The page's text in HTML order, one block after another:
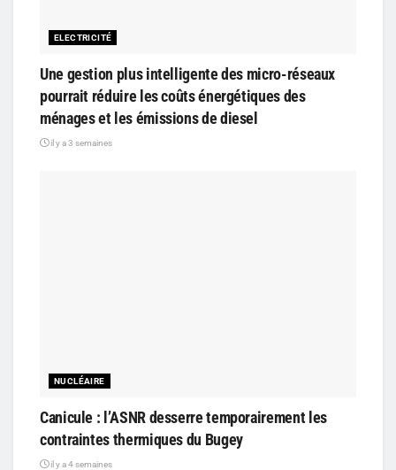
ELECTRICITÉ
Une gestion plus intelligente des micro-réseaux
pourrait réduire les coûts énergétiques des
ménages et les émissions de diesel
il y a 3 semaines
NUCLÉAIRE
Canicule : l’ASNR desserre temporairement les
contraintes thermiques du Bugey
il y a 4 semaines